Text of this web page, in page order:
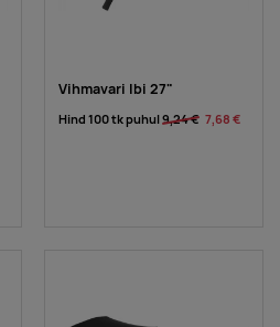
Vihmavari Ibi 27"
Hind 100 tk puhul9,24 € 7,68 €